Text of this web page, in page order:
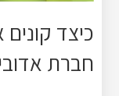
כיצד
חברת